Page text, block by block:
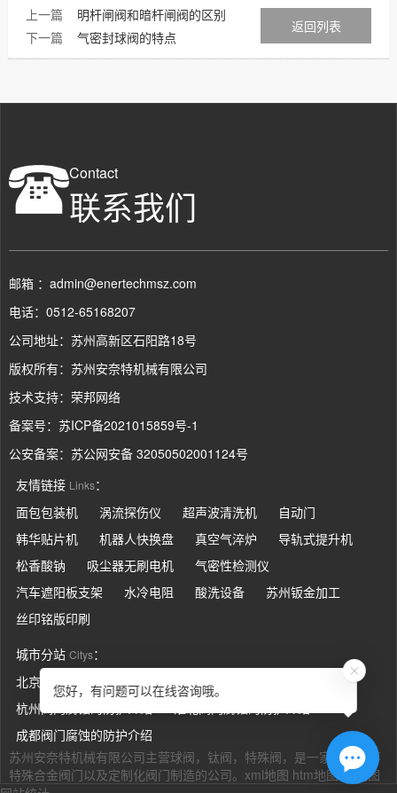
返回列表
上一篇 明杆闸阀和暗杆闸阀的区别
下一篇 气密封球阀的特点
Contact
联系我们
邮箱 ：admin@enertechmsz.com
电话：0512-65168207
公司地址：苏州高新区石阳路18号
版权所有：苏州安奈特机械有限公司
技术支持： 荣邦网络
备案号： 苏ICP备2021015859号-1
公安备案： 苏公网安备 32050502001124号
友情链接 Links：
面包包装机
涡流探伤仪 超声波清洗机
自动门
韩华贴片机
机器人快换盘 真空气淬炉
导轨式提升机
松香酸钠
吸尘器无刷电机
气密性检测仪
汽车遮阳板支架
水冷电阻 酸洗设备
苏州钣金加工
丝印铭版印刷
城市分站Citys：
北京阀门腐蚀的防护介绍
上海阀门腐蚀的防护介绍
杭州阀门腐蚀的防护介绍
成都阀门腐蚀的防护介绍
苏州安奈特机械有限公司主营球阀 ， 钛阀 ， 特殊阀 ，是一家专业从事
特殊合金阀门以及定制化阀门制造的公司。 xml地图 htm地图 txt地图
您好，有问题可以在线咨询哦。